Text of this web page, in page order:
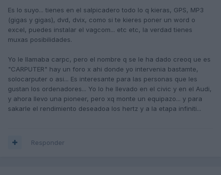
Es lo suyo... tienes en el salpicadero todo lo q kieras, GPS, MP3
(gigas y gigas), dvd, dvix, como si te kieres poner un word o
excel, puedes instalar el vagcom... etc etc, la verdad tienes
muxas posibilidades.
Yo le llamaba carpc, pero el nombre q se le ha dado creoq ue es
"CARPUTER" hay un foro x ahi donde yo intervenia bastamte,
solocarputer o asi... Es interesante para las personas que les
gustan los ordenadores... Yo lo he llevado en el civic y en el Audi,
y ahora llevo una pioneer, pero xq monte un equipazo... y para
sakarle el rendimiento deseadoa los hertz y a la etapa infiniti...
Responder